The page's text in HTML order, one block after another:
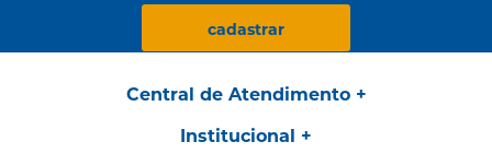
cadastrar
Central de Atendimento
Institucional